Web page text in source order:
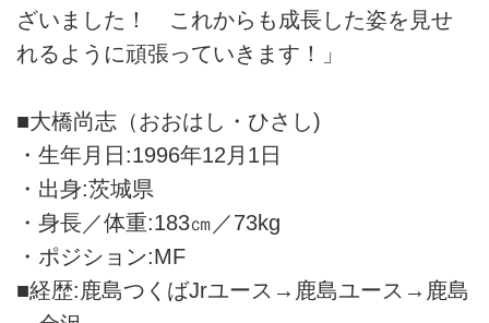
ざいました！ これからも成長した姿を見せ
れるように頑張っていきます！」
■大橋尚志（おおはし・ひさし)
・生年月日:1996年12月1日
・出身:茨城県
・身長／体重:183㎝／73kg
・ポジション:MF
■経歴:鹿島つくばJrユース→鹿島ユース→鹿島